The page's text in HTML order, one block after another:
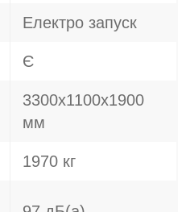
Електро запуск
Є
3300х1100х1900
мм
1970 кг